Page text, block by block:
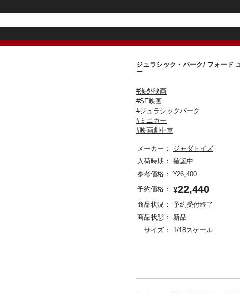
ジュラシック・パーク/ フォード
ー
#海外映画
#SF映画
#ジュラシックパーク
#ミニカー
#映画劇中車
メーカー：
ジャダトイズ
入荷時期：
確認中
参考価格：
¥26,400
予約価格：
¥22,440
商品状況：
予約受付終了
商品状態：
新品
サイズ：
1/18スケール